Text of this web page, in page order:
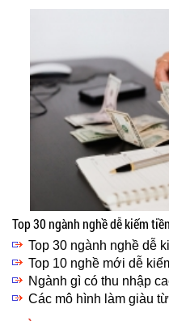
Top 30 ngành nghề dễ kiếm
Top 30 ngành nghề dễ
Top 10 nghề mới dễ
Ngành gì có thu nhập
Các mô hình làm giàu